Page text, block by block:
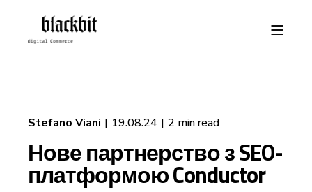
Stefano Viani 19.08.24 2 min read
Нове партнерство з SEO-
платформою Conductor